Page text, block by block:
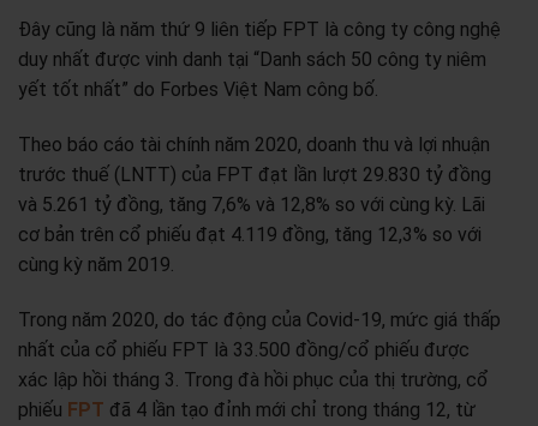
Đây cũng là năm thứ 9 liên tiếp FPT là công ty công nghệ
duy nhất được vinh danh tại “Danh sách 50 công ty niêm
yết tốt nhất” do Forbes Việt Nam công bố.
Theo báo cáo tài chính năm 2020, doanh thu và lợi nhuận
trước thuế (LNTT) của FPT đạt lần lượt 29.830 tỷ đồng
và 5.261 tỷ đồng, tăng 7,6% và 12,8% so với cùng kỳ. Lãi
cơ bản trên cổ phiếu đạt 4.119 đồng, tăng 12,3% so với
cùng kỳ năm 2019.
Trong năm 2020, do tác động của Covid-19, mức giá thấp
nhất của cổ phiếu FPT là 33.500 đồng/cổ phiếu được
xác lập hồi tháng 3. Trong đà hồi phục của thị trường, cổ
phiếu FPT đã 4 lần tạo đỉnh mới chỉ trong tháng 12, từ